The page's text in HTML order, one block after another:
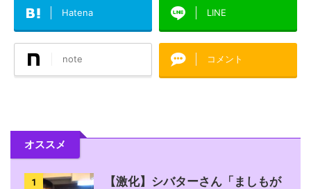
Hatena LINE
note コメント
オススメ
1
【激化】シバターさん「ましもが